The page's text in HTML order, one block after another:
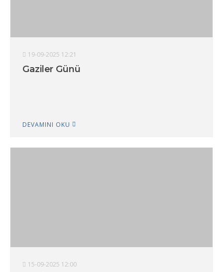
19-09-2025 12:21
Gaziler Günü
DEVAMINI OKU
15-09-2025 12:00